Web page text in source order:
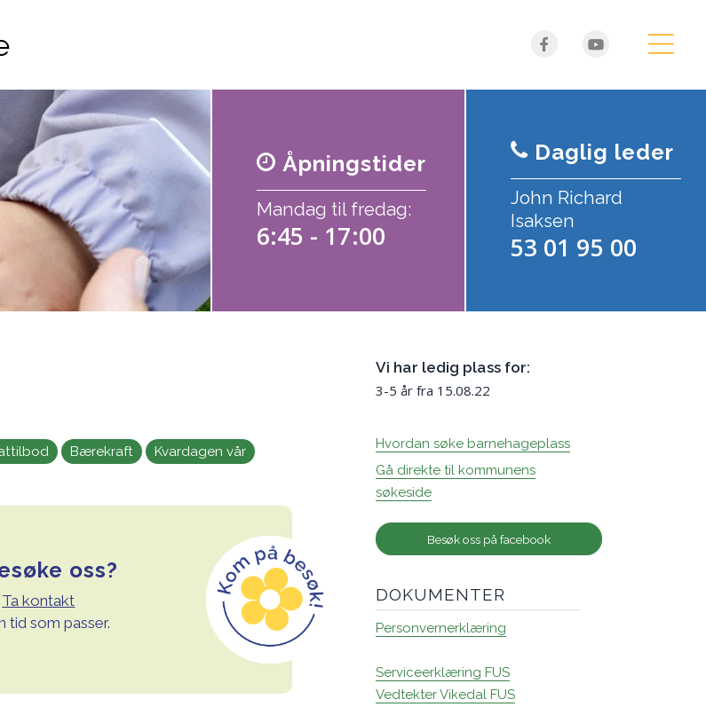
Åpningstider
Mandag til fredag:
6:45 - 17:00
Daglig leder
John Richard
Isaksen
53 01 95 00
Bærekraft Kvardagen vår
oss?
Ta kontakt
tid som passer.
Vi har ledig plass for:
3-5 år fra 15.08.22
Hvordan søke barnehageplass
Gå direkte til kommunens
søkeside
Besøk oss på facebook
DOKUMENTER
Personvernerklæring
Serviceerklæring FUS
Vedtekter Vikedal FUS